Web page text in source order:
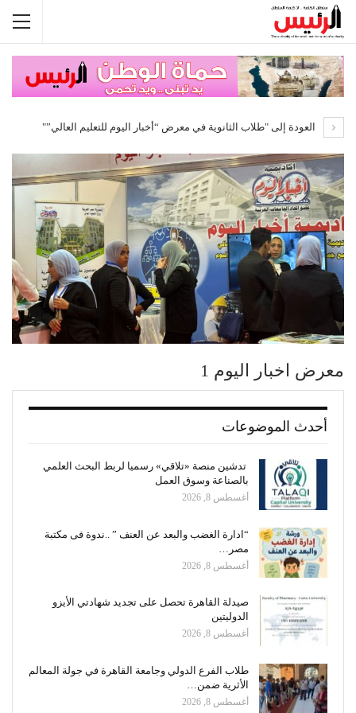
العودة إلى "طلاب الثانوية في معرض “أخبار اليوم للتعليم العالي”"
معرض اخبار اليوم 1
أحدث الموضوعات
تدشين منصة «تلاقي» رسميا لربط البحث العلمي
بالصناعة وسوق العمل
أغسطس 8, 2026
“ادارة الغضب والبعد عن العنف ” ..ندوة فى مكتبة
مصر…
أغسطس 8, 2026
صيدلة القاهرة تحصل على تجديد شهادتي الأيزو
الدوليتين
أغسطس 8, 2026
طلاب الفرع الدولي وجامعة القاهرة في جولة المعالم
الأثرية ضمن…
أغسطس 8, 2026